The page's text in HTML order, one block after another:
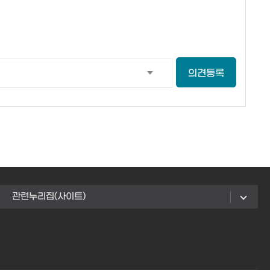
의견등록
관련누리집(사이트)